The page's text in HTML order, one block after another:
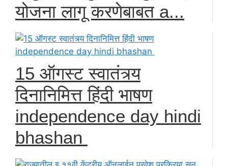
योजना लागू करणेबाबत a...
15 ऑगस्ट स्वातंत्र्य
दिनानिमित्त हिंदी भाषण
independence day hindi
bhashan